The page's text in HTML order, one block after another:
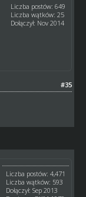
Liczba postów: 649
Liczba wątków: 25
Dołączył: Nov 2014
#35
Liczba postów: 4,471
Liczba wątków: 593
Dołączył: Sep 2013